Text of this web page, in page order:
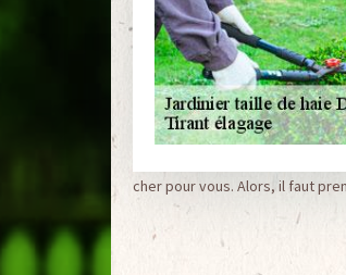
cher pour vous. Alors, il faut